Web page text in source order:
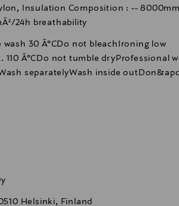
Insulation Composition : --
24h breathability
wash 30 Â°CDo not bleachIroning low
110 Â°CDo not tumble dryProfessional
separatelyWash inside
Helsinki, Finland